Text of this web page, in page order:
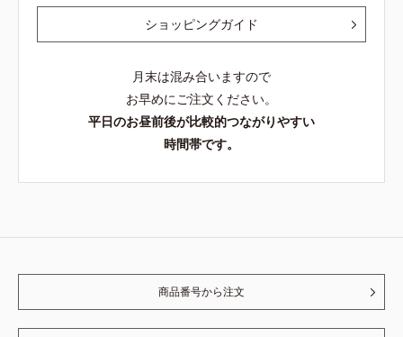
ショッピングガイド
月末は混み合いますので
お早めにご注文ください。
平日のお昼前後が比較的つながりやすい
時間帯です。
商品番号から注文